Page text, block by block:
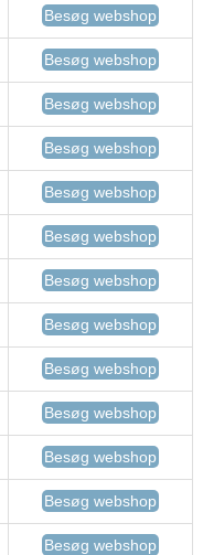
Besøg webshop
Besøg webshop
Besøg webshop
Besøg webshop
Besøg webshop
Besøg webshop
Besøg webshop
Besøg webshop
Besøg webshop
Besøg webshop
Besøg webshop
Besøg webshop
Besøg webshop